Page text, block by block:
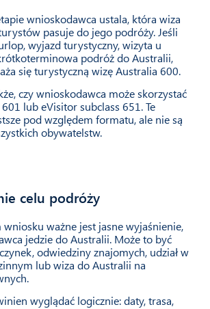
wnioskodawca ustala, która wiza
pasuje do jego podróży. Jeśli
wyjazd turystyczny, wizyta u
podróż do Australii,
się turystyczną wizę Australia 600.
czy wnioskodawca może skorzystać
lub eVisitor subclass 651. Te
pod względem formatu, ale nie są
obywatelstw.
celu podróży
wniosku ważne jest jasne wyjaśnienie,
jedzie do Australii. Może to być
odwiedziny znajomych, udział w
lub wiza do Australii na
wyglądać logicznie: daty, trasa,